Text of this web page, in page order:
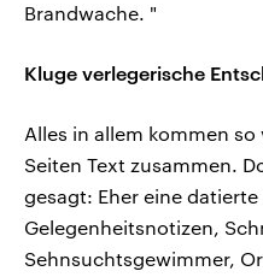
Brandwache. "
Kluge verlegerische
Alles in allem kommen
Seiten Text zusammen.
gesagt: Eher eine
Gelegenheitsnotizen,
Sehnsuchtsgewimmer,